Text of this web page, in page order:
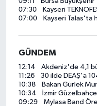
07:30
Kayseri TEKNOFEST
07:00
Kayseri Talas'ta
GÜNDEM
12:14
Akdeniz'de 4,1
11:26
30 ilde DEAŞ'a
10:38
Bakan Gürlek
10:34
İzmir Güzelbahçe
09:29
Mylasa Band